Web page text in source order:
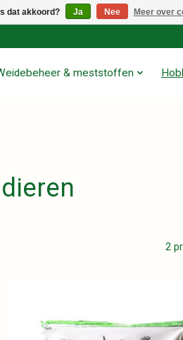
& meststoffen
2
dat akkoord? Ja Nee Meer over